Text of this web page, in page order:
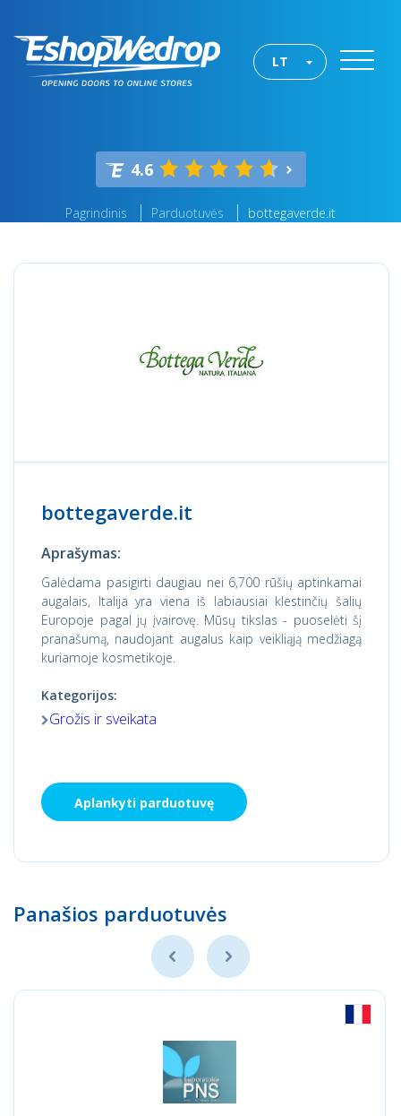
LT
4.6
Pagrindinis Parduotuvės bottegaverde.it
bottegaverde.it
Aprašymas:
Galėdama pasigirti daugiau nei 6,700 rūšių aptinkamai
augalais, Italija yra viena iš labiausiai klestinčių šalių
Europoje pagal jų įvairovę. Mūsų tikslas - puoselėti šį
pranašumą, naudojant augalus kaip veikliąją medžiagą
kuriamoje kosmetikoje.
Kategorijos:
Grožis ir sveikata
Aplankyti parduotuvę
Panašios parduotuvės